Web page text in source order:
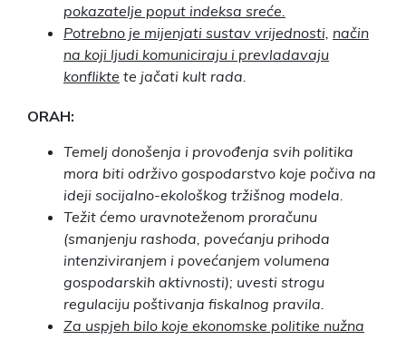
pokazatelje poput indeksa sreće.
Potrebno je mijenjati sustav vrijednosti, način
na koji ljudi komuniciraju i prevladavaju
konflikte te jačati kult rada.
ORAH:
Temelj donošenja i provođenja svih politika
mora biti održivo gospodarstvo koje počiva na
ideji socijalno-ekološkog tržišnog modela.
Težit ćemo uravnoteženom proračunu
(smanjenju rashoda, povećanju prihoda
intenziviranjem i povećanjem volumena
gospodarskih aktivnosti); uvesti strogu
regulaciju poštivanja fiskalnog pravila.
Za uspjeh bilo koje ekonomske politike nužna